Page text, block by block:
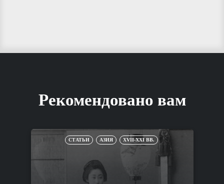
Рекомендовано вам
СТАТЬИ АЗИЯ XVII-XXI ВВ.